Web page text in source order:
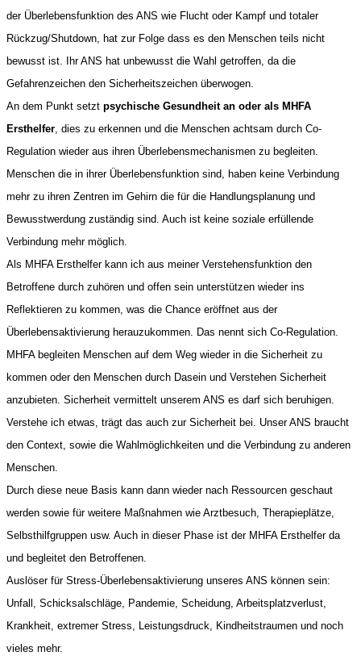
der Überlebensfunktion des ANS wie Flucht oder Kampf und totaler
Rückzug/Shutdown, hat zur Folge dass es den Menschen teils nicht
bewusst ist. Ihr ANS hat unbewusst die Wahl getroffen, da die
Gefahrenzeichen den Sicherheitszeichen überwogen.
An dem Punkt setzt psychische Gesundheit an oder als MHFA
Ersthelfer, dies zu erkennen und die Menschen achtsam durch Co-
Regulation wieder aus ihren Überlebensmechanismen zu begleiten.
Menschen die in ihrer Überlebensfunktion sind, haben keine Verbindung
mehr zu ihren Zentren im Gehirn die für die Handlungsplanung und
Bewusstwerdung zuständig sind. Auch ist keine soziale erfüllende
Verbindung mehr möglich.
Als MHFA Ersthelfer kann ich aus meiner Verstehensfunktion den
Betroffene durch zuhören und offen sein unterstützen wieder ins
Reflektieren zu kommen, was die Chance eröffnet aus der
Überlebensaktivierung herauzukommen. Das nennt sich Co-Regulation.
MHFA begleiten Menschen auf dem Weg wieder in die Sicherheit zu
kommen oder den Menschen durch Dasein und Verstehen Sicherheit
anzubieten. Sicherheit vermittelt unserem ANS es darf sich beruhigen.
Verstehe ich etwas, trägt das auch zur Sicherheit bei. Unser ANS braucht
den Context, sowie die Wahlmöglichkeiten und die Verbindung zu anderen
Menschen.
Durch diese neue Basis kann dann wieder nach Ressourcen geschaut
werden sowie für weitere Maßnahmen wie Arztbesuch, Therapieplätze,
Selbsthilfgruppen usw. Auch in dieser Phase ist der MHFA Ersthelfer da
und begleitet den Betroffenen.
Auslöser für Stress-Überlebensaktivierung unseres ANS können sein:
Unfall, Schicksalschläge, Pandemie, Scheidung, Arbeitsplatzverlust,
Krankheit, extremer Stress, Leistungsdruck, Kindheitstraumen und noch